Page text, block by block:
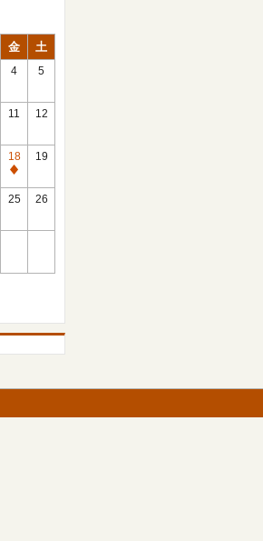
金 土
4 5
11 12
18
休
館
19
25 26